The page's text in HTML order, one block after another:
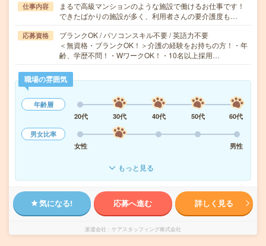
仕事内容
まるで高級マンションのような施設で働けるお仕事です！
できたばかりの施設が多く、利用者さんの要介護度も…
応募資格
ブランクOK / パソコンスキル不要 / 英語力不要
＜無資格・ブランクOK！＞介護の経験をお持ちの方！・年
齢、学歴不問！・WワークOK！・10名以上採用…
職場の雰囲気
年齢層
20代
30代 40代 50代
60代
男女比率
女性
男性
もっと見る
気になる! 応募へ進む 詳しく見る
派遣会社 ケアスタッフィング株式会社